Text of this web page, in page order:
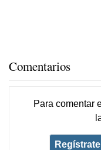
Comentarios
Para comentar